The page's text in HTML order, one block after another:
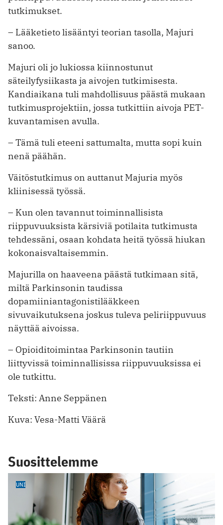
tutkimukset.
– Lääketieto lisääntyi teorian tasolla, Majuri
sanoo.
Majuri oli jo lukiossa kiinnostunut
säteilyfysiikasta ja aivojen tutkimisesta.
Kandiaikana tuli mahdollisuus päästä mukaan
tutkimusprojektiin, jossa tutkittiin aivoja PET-
kuvantamisen avulla.
– Tämä tuli eteeni sattumalta, mutta sopi kuin
nenä päähän.
Väitöstutkimus on auttanut Majuria myös
kliinisessä työssä.
– Kun olen tavannut toiminnallisista
riippuvuuksista kärsiviä potilaita tutkimusta
tehdessäni, osaan kohdata heitä työssä hiukan
kokonaisvaltaisemmin.
Majurilla on haaveena päästä tutkimaan sitä,
miltä Parkinsonin taudissa
dopamiiniantagonistilääkkeen
sivuvaikutuksena joskus tuleva peliriippuvuus
näyttää aivoissa.
– Opioiditoimintaa Parkinsonin tautiin
liittyvissä toiminnallisissa riippuvuuksissa ei
ole tutkittu.
Teksti: Anne Seppänen
Kuva: Vesa-Matti Väärä
Suosittelemme
UNI